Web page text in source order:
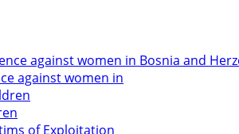
against women in